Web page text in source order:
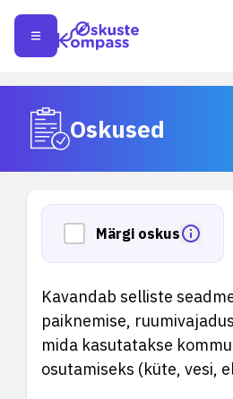
Oskused
Märgi oskus
Kavandab selliste
paiknemise,
mida kasutatakse
osutamiseks (küte, vesi,